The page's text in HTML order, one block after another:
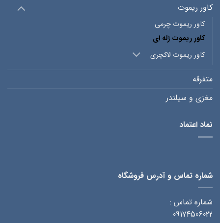
کاور ریموت
کاور ریموت چرمی
کاور ریموت ژله ای
کاور ریموت لاکچری
متفرقه
مغزی و سیلندر
نماد اعتماد
شماره تماس و آدرس فروشگاه
شماره تماس :
09174506022